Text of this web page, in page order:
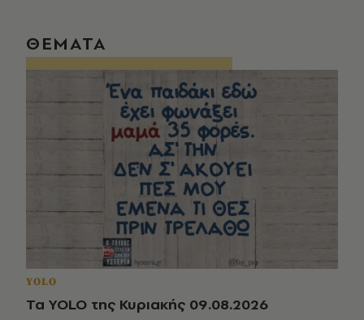
ΘΕΜΑΤΑ
YOLO
Τα YOLO της Κυριακής 09.08.2026